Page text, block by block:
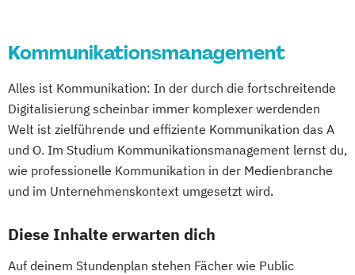
Kommunikationsmanagement
Alles ist Kommunikation: In der durch die fortschreitende
Digitalisierung scheinbar immer komplexer werdenden
Welt ist zielführende und effiziente Kommunikation das A
und O. Im Studium Kommunikationsmanagement lernst du,
wie professionelle Kommunikation in der Medienbranche
und im Unternehmenskontext umgesetzt wird.
Diese Inhalte erwarten dich
Auf deinem Stundenplan stehen Fächer wie Public